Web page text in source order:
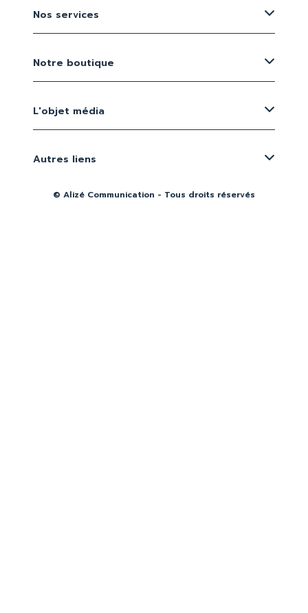
Nos services
Notre boutique
L'objet média
Autres liens
© Alizé Communication - Tous droits réservés